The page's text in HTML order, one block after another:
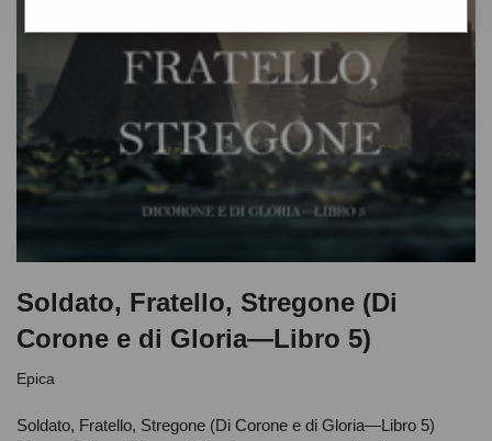
Soldato, Fratello, Stregone (Di
Corone e di Gloria—Libro 5)
Epica
Soldato, Fratello, Stregone (Di Corone e di Gloria—Libro 5)